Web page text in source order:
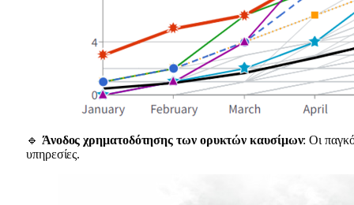
🔹 Άνοδος χρηματοδότησης των ορυκτών καυσίμων: Οι
υπηρεσίες.